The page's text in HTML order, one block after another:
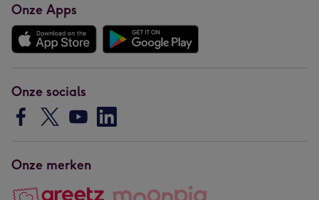
Onze Apps
Onze socials
Onze merken